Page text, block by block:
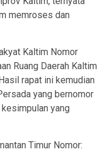
memroses dan
Kaltim Nomor
Ruang Daerah Kaltim
rapat ini kemudian
yang bernomor
yang
Timur Nomor: